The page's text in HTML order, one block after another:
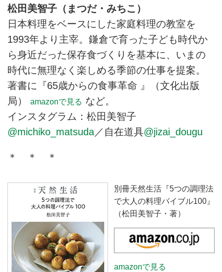
松田美智子（まつだ・みちこ）
日本料理をベースにした家庭料理の教室を
1993年より主宰。鎌倉で育った子ども時代か
ら身近だった保存食づくりを基本に、いまの
時代に無理なく楽しめる季節の仕事を提案。
著書に『65歳からの食事革命 』（文化出版
局）
amazonで見る など。
インスタグラム：松田美智子
@michiko_matsuda／自在道具@jizai_dougu
＊ ＊ ＊
別冊天然生活『5つの調理法
で大人の料理バイブル100』
（松田美智子・著）
amazonで見る